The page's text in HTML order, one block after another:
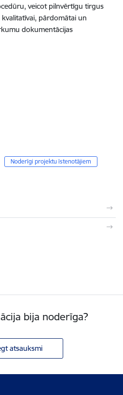
veicot pilnvērtīgu tirgus
pārdomātai un
dokumentācijas
Noderīgi projektu īstenotājiem
bija noderīga?
atsauksmi